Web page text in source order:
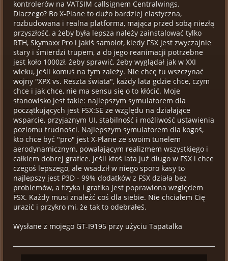
kontrolerów na VATSIM callsignem Centralwings.
Dlaczego? Bo X-Plane to dużo bardziej elastyczna,
rozbudowana i realna platforma, mająca przed sobą niezłą
przyszłość, a żeby była lepsza należy zainstalować tylko
RTH, Skymaxx Pro i jakiś samolot, kiedy FSX jest zwyczajnie
stary i śmierdzi trupem, a do jego reanimacji potrzebne
jest koło 1000zł, żeby sprawić, żeby wyglądał jak w XXI
wieku, jeśli komuś na tym zależy. Nie chcę tu wszczynać
wojny "XPX vs. Reszta świata", każdy lata gdzie chce, czym
chce i jak chce, nie ma sensu się o to kłócić. Moje
stanowisko jest takie: najlepszym symulatorem dla
początkujących jest FSX:SE ze względu na działające
wsparcie, przyjaznym UI, stabilność i możliwość ustawienia
poziomu trudności. Najlepszym symulatorem dla kogoś,
kto chce być "pro" jest X-Plane ze swoim tunelem
aerodynamicznym, powalającym realizmem wszystkiego i
całkiem dobrej grafice. Jeśli ktoś lata już długo w FSX i chce
czegoś lepszego, ale wsadził w niego sporo kasy to
najlepszy jest P3D - 99% dodatków z FSX działa bez
problemów, a fizyka i grafika jest poprawiona względem
FSX. Każdy musi znaleźć coś dla siebie. Nie chciałem Cię
urazić i przykro mi, że tak to odebrałeś.
Wysłane z mojego GT-I9195 przy użyciu Tapatalka